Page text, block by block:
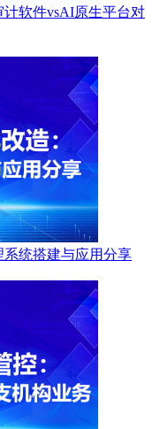
软件vsAI原生平台对
统搭建与应用分享